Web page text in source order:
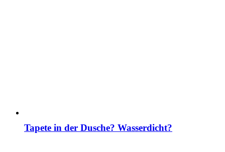
Tapete in der Dusche? Wasserdicht?